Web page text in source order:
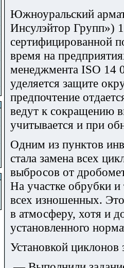
Южноуральский
Инсулэйтор Групп»)
сертифицированной
время на
менеджмента ISO 14
уделяется защите
предпочтение
ведут к сокращению
учитывается и при
Одним из пунктов
стала замена всех
выбросов от
На участке обрубки
всех изношенных.
в атмосферу, хотя и
установленного
Установкой циклонов